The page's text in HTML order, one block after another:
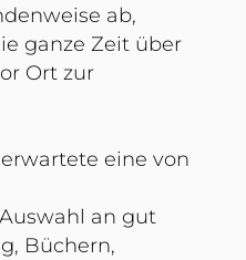
ab,
ganze Zeit über
Ort zur
eine von
an gut
Büchern,